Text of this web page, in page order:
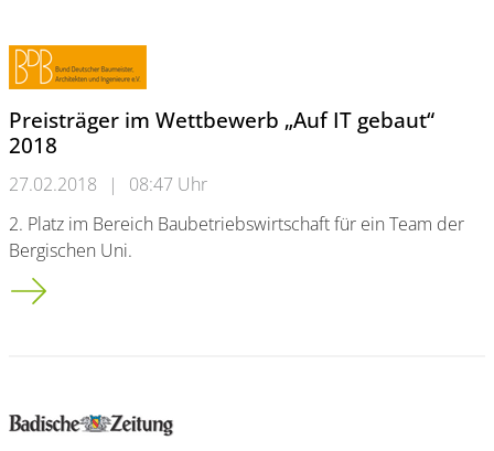
Preisträger im Wettbewerb „Auf IT gebaut“
2018
27.02.2018 |
08:47 Uhr
2. Platz im Bereich Baubetriebswirtschaft für ein Team der
Bergischen Uni.
Preisträger im Wettbewerb „Auf IT gebaut“ 2018